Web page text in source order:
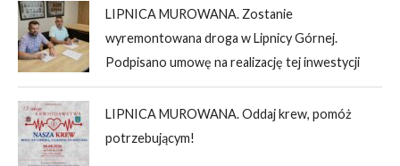
LIPNICA MUROWANA. Zostanie
wyremontowana droga w Lipnicy Górnej.
Podpisano umowę na realizację tej inwestycji
LIPNICA MUROWANA. Oddaj krew, pomóż
potrzebującym!